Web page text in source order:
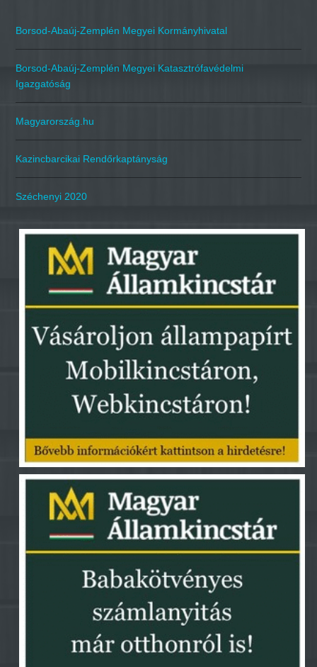
Borsod-Abaúj-Zemplén Megyei Kormányhivatal
Borsod-Abaúj-Zemplén Megyei Katasztrófavédelmi
Igazgatóság
Magyarország.hu
Kazincbarcikai Rendőrkaptányság
Széchenyi 2020